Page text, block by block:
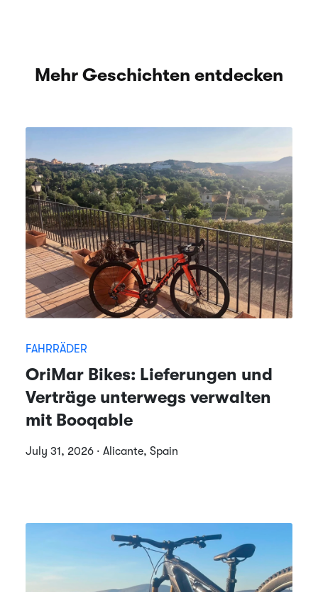
Mehr Geschichten entdecken
FAHRRÄDER
OriMar Bikes: Lieferungen und
Verträge unterwegs verwalten
mit Booqable
July 31, 2026 · Alicante, Spain